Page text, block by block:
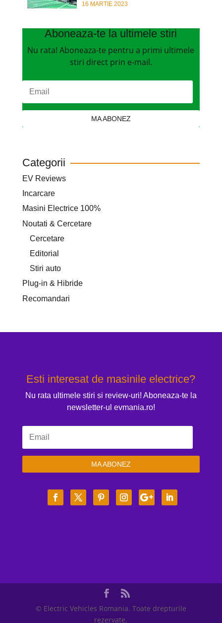
16 MARTIE 2023
Aboneaza-te la ultimele stiri
Nu rata! Aboneaza-te pentru a primi ultimele
stiri direct prin e-mail.
MA ABONEZ
Categorii
EV Reviews
Incarcare
Masini Electrice 100%
Noutati & Cercetare
Cercetare
Editorial
Stiri auto
Plug-in & Hibride
Recomandari
Esti interesat de masinile electrice?
Nu rata ultimele stiri si review-uri! Aboneaza-te la
newsletter-ul evmania.ro!
MA ABONEZ
© Electric Vehicles Romania. Toate drepturile
rezervate.